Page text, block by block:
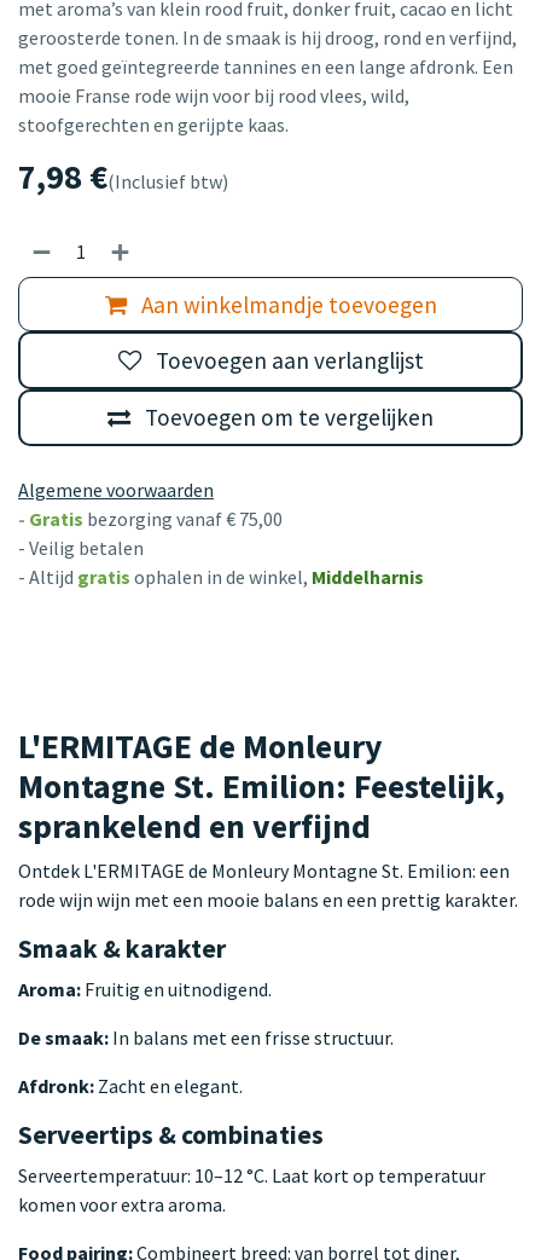
met aroma’s van klein rood fruit, donker fruit, cacao en licht
geroosterde tonen. In de smaak is hij droog, rond en verfijnd,
met goed geïntegreerde tannines en een lange afdronk. Een
mooie Franse rode wijn voor bij rood vlees, wild,
stoofgerechten en gerijpte kaas.
7,98€(Inclusief btw)
Aan winkelmandje toevoegen
Toevoegen om te vergelijken
Toevoegen aan verlanglijst
Algemene voorwaarden
- Gratis bezorging vanaf € 75,00
- Veilig betalen
- Altijd gratis ophalen in de winkel, Middelharnis
L'ERMITAGE de Monleury
Montagne St. Emilion: Feestelijk,
sprankelend en verfijnd
Ontdek L'ERMITAGE de Monleury Montagne St. Emilion: een
rode wijn wijn met een mooie balans en een prettig karakter.
Smaak & karakter
Aroma: Fruitig en uitnodigend.
De smaak: In balans met een frisse structuur.
Afdronk: Zacht en elegant.
Serveertips & combinaties
Serveertemperatuur: 10–12 °C. Laat kort op temperatuur
komen voor extra aroma.
Food pairing:Combineert breed: van borrel tot diner,